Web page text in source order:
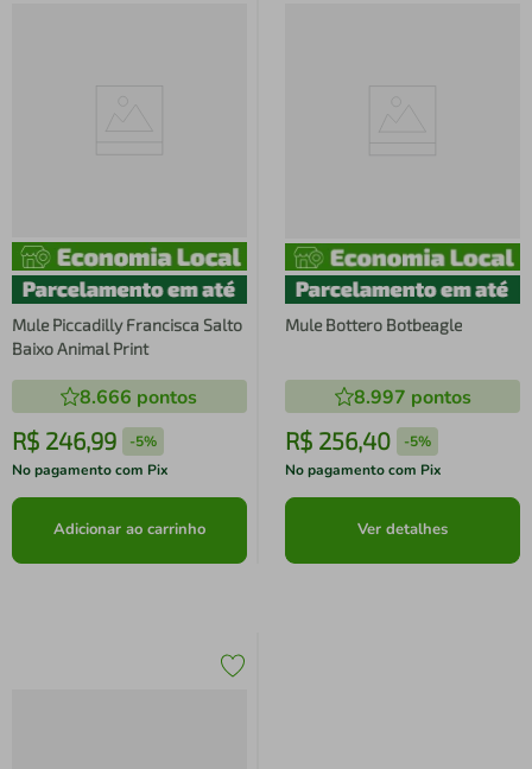
Mule Piccadilly Francisca Salto
Baixo Animal Print
8.666 pontos
R$ 246,99 -5%
No pagamento com Pix
Adicionar ao carrinho
Mule Bottero Botbeagle
8.997 pontos
R$ 256,40 -5%
No pagamento com Pix
Ver detalhes